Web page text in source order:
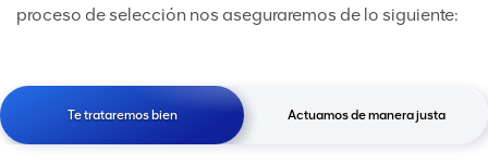
proceso de selección nos aseguraremos de lo siguiente:
Te trataremos bien
Te trataremos bien Actuamos de manera justa